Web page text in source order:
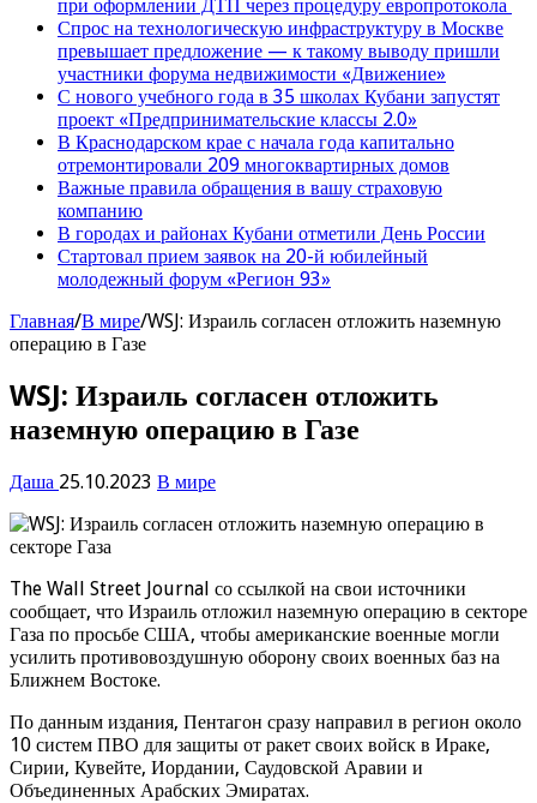
при оформлении ДТП через процедуру европротокола
Спрос на технологическую инфраструктуру в Москве
превышает предложение — к такому выводу пришли
участники форума недвижимости «Движение»
С нового учебного года в 35 школах Кубани запустят
проект «Предпринимательские классы 2.0»
В Краснодарском крае с начала года капитально
отремонтировали 209 многоквартирных домов
Важные правила обращения в вашу страховую
компанию
В городах и районах Кубани отметили День России
Стартовал прием заявок на 20-й юбилейный
молодежный форум «Регион 93»
Главная/В мире/WSJ: Израиль согласен отложить наземную
операцию в Газе
WSJ: Израиль согласен отложить
наземную операцию в Газе
Даша 25.10.2023 В мире
The Wall Street Journal со ссылкой на свои источники
сообщает, что Израиль отложил наземную операцию в секторе
Газа по просьбе США, чтобы американские военные могли
усилить противовоздушную оборону своих военных баз на
Ближнем Востоке.
По данным издания, Пентагон сразу направил в регион около
10 систем ПВО для защиты от ракет своих войск в Ираке,
Сирии, Кувейте, Иордании, Саудовской Аравии и
Объединенных Арабских Эмиратах.